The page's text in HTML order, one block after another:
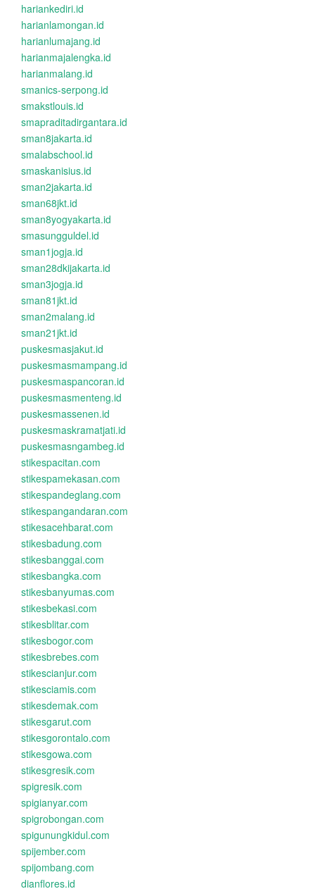
hariankediri.id
harianlamongan.id
harianlumajang.id
harianmajalengka.id
harianmalang.id
smanics-serpong.id
smakstlouis.id
smapraditadirgantara.id
sman8jakarta.id
smalabschool.id
smaskanisius.id
sman2jakarta.id
sman68jkt.id
sman8yogyakarta.id
smasungguldel.id
sman1jogja.id
sman28dkijakarta.id
sman3jogja.id
sman81jkt.id
sman2malang.id
sman21jkt.id
puskesmasjakut.id
puskesmasmampang.id
puskesmaspancoran.id
puskesmasmenteng.id
puskesmassenen.id
puskesmaskramatjati.id
puskesmasngambeg.id
stikespacitan.com
stikespamekasan.com
stikespandeglang.com
stikespangandaran.com
stikesacehbarat.com
stikesbadung.com
stikesbanggai.com
stikesbangka.com
stikesbanyumas.com
stikesbekasi.com
stikesblitar.com
stikesbogor.com
stikesbrebes.com
stikescianjur.com
stikesciamis.com
stikesdemak.com
stikesgarut.com
stikesgorontalo.com
stikesgowa.com
stikesgresik.com
spigresik.com
spigianyar.com
spigrobongan.com
spigunungkidul.com
spijember.com
spijombang.com
dianflores.id